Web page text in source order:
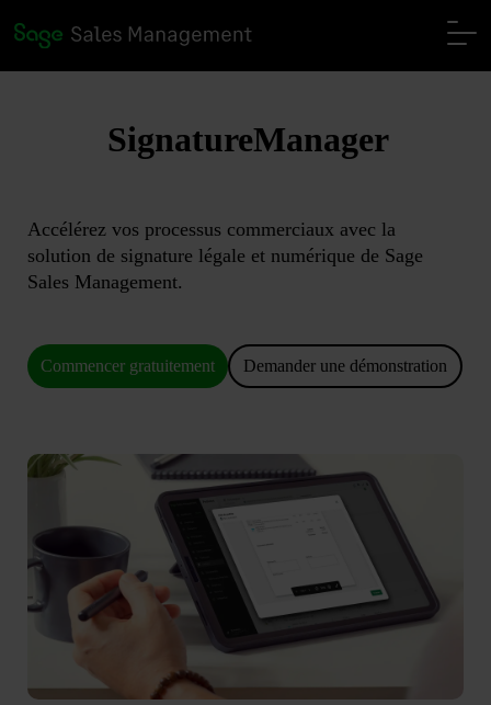
SignatureManager
Accélérez vos processus commerciaux avec la
solution de signature légale et numérique de Sage
Sales Management.
Commencer gratuitement Demander une démonstration